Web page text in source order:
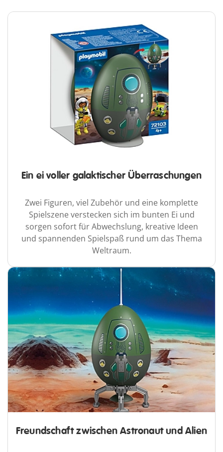
Ein ei voller galaktischer Überraschungen
Zwei Figuren, viel Zubehör und eine komplette
Spielszene verstecken sich im bunten Ei und
sorgen sofort für Abwechslung, kreative Ideen
und spannenden Spielspaß rund um das Thema
Weltraum.
Freundschaft zwischen Astronaut und Alien